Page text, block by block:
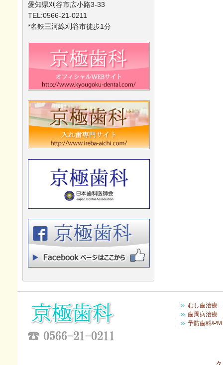
愛知県刈谷市広小路3-33
TEL:0566-21-0211
*名鉄三河線刈谷市徒歩1分
むし歯治療
歯周病治療
予防歯科/